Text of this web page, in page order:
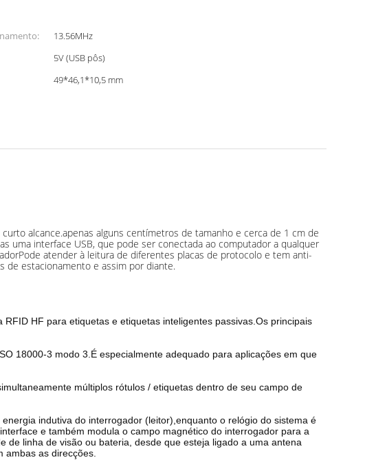
13.56MHz
5V (USB pôs)
49*46,1*10,5 mm
alcance.apenas alguns centímetros de tamanho e cerca de 1 cm de
uma interface USB, que pode ser conectada ao computador a qualquer
atender à leitura de diferentes placas de protocolo e tem anti-
de estacionamento e assim por diante.
HF para etiquetas e etiquetas inteligentes passivas.Os principais
18000-3 modo 3.É especialmente adequado para aplicações em que
múltiplos rótulos / etiquetas dentro de seu campo de
indutiva do interrogador (leitor),enquanto o relógio do sistema é
e também modula o campo magnético do interrogador para a
linha de visão ou bateria, desde que esteja ligado a uma antena
ambas as direcções.